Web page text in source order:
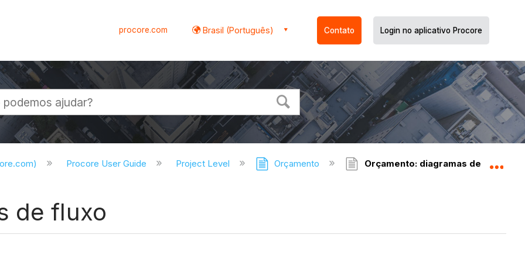
procore.com Brasil (Português) Contato Login no aplicativo Procore
Procore User Guide Project Level Orçamento Orçamento: diagramas de fluxo
de fluxo